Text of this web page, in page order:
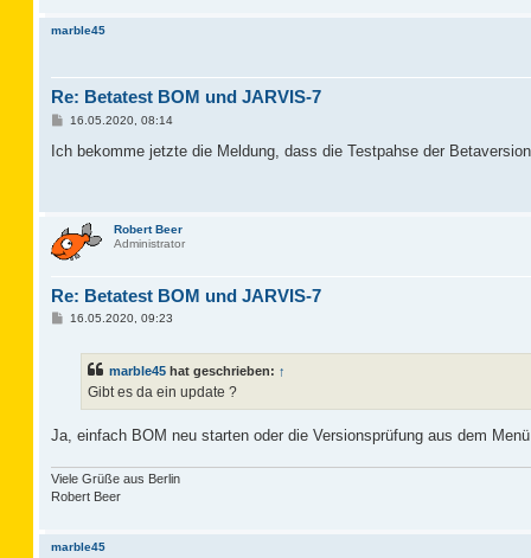
marble45
Re: Betatest BOM und JARVIS-7
B
i
16.05.2020, 08:14
Ich bekomme jetzte die Meldung, dass die Testpahse der
Robert Beer
Administrator
Re: Betatest BOM und JARVIS-7
B16.05.2020, 09:23
marble45 hat geschrieben: ↑
Gibt es da ein update ?
Ja, einfach BOM neu starten oder die Versionsprüfung aus dem
Viele Grüße aus Berlin
Robert Beer
marble45